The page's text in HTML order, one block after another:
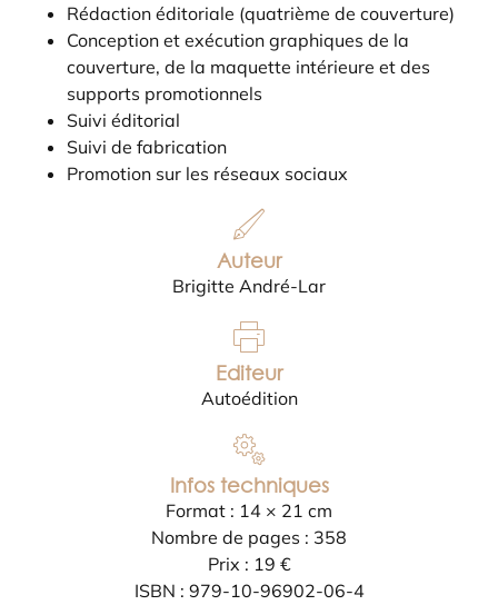
Rédaction éditoriale (quatrième de couverture)
Conception et exécution graphiques de la
couverture, de la maquette intérieure et des
supports promotionnels
Suivi éditorial
Suivi de fabrication
Promotion sur les réseaux sociaux
Auteur
Brigitte André-Lar
Editeur
Autoédition
Infos techniques
Format : 14 × 21 cm
Nombre de pages : 358
Prix : 19 €
ISBN : 979-10-96902-06-4